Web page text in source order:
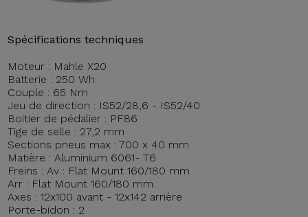
Spécifications techniques
Moteur : Mahle X20
Batterie : 250 Wh
Couple : 65 Nm
Jeu de direction : IS52/28,6 - IS52/40
Boitier de pédalier : PF86
Tige de selle : 27,2 mm
Sections pneus max : 700 x 40 mm
Matière : Aluminium 6061- T6
Freins : Av : Flat Mount 160/180 mm
Arr : Flat Mount 160/180 mm
Axes : 12x100 avant - 12x142 arrière
Porte-bidon : 2